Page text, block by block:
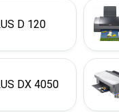
D 120
DX 4050